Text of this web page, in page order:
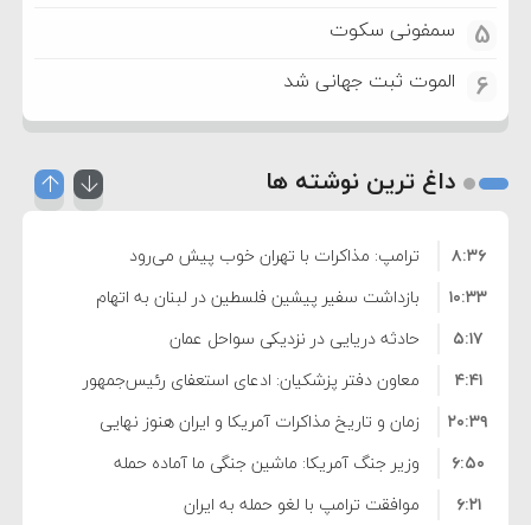
5 سمفونی سکوت
6 الموت ثبت جهانی شد
داغ ترین نوشته ها
ترامپ: مذاکرات با تهران خوب پیش می‌رود
۸:۳۶
بازداشت سفیر پیشین فلسطین در لبنان به اتهام
فساد و اختلاس اموال
۱۰:۳۳
حادثه دریایی در نزدیکی سواحل عمان
۵:۱۷
معاون دفتر پزشکیان: ادعای استعفای رئیس‌جمهور
واهی و کذب محض است
۴:۴۱
زمان و تاریخ مذاکرات آمریکا و ایران هنوز نهایی
نشده است
۲۰:۳۹
وزیر جنگ آمریکا: ماشین جنگی ما آماده حمله
نظامی علیه ایران است
۶:۵۰
موافقت ترامپ با لغو حمله به ایران
۶:۲۱